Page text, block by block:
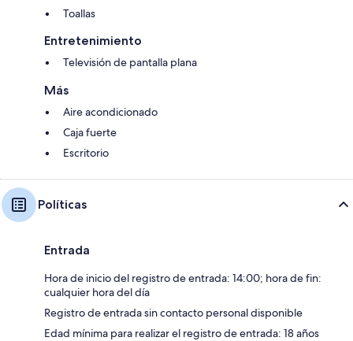
Toallas
Entretenimiento
Televisión de pantalla plana
Más
Aire acondicionado
Caja fuerte
Escritorio
Políticas
Entrada
Hora de inicio del registro de entrada: 14:00; hora de fin:
cualquier hora del día
Registro de entrada sin contacto personal disponible
Edad mínima para realizar el registro de entrada: 18 años